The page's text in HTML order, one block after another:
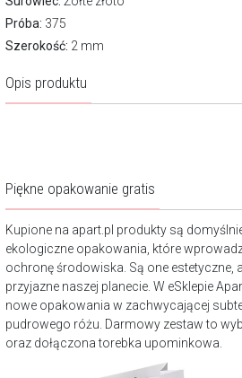
Próba: 375
Szerokość: 2 mm
Opis produktu
Piękne opakowanie gratis
Kupione na apart.pl produkty są
ekologiczne opakowania, które
ochronę środowiska. Są one estetyczne,
przyjazne naszej planecie. W eSklepie
nowe opakowania w zachwycającej
pudrowego różu. Darmowy zestaw to
oraz dołączona torebka upominkowa.